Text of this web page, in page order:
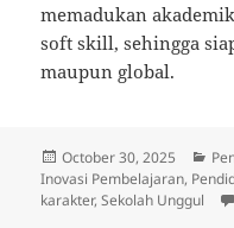
memadukan
soft skill, sehingga
maupun global.
Posted
on
October 30, 2025
Inovasi Pembelajaran,
karakter,Sekolah Unggul